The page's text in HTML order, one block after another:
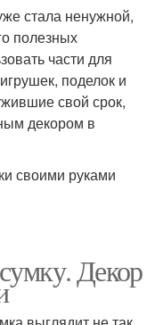
стала ненужной,
полезных
части для
поделок и
свой срок,
декором в
своими руками
Декор